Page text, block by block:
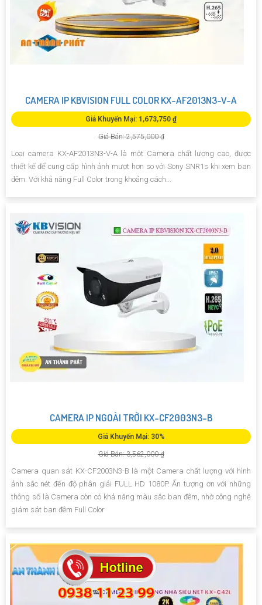
CAMERA IP KBVISION FULL COLOR KX-AF2013N3-V-A
Giá Khuyến Mại: 1,673,750 ₫
Giá Bán: 2,575,000 ₫
Loại camera KX-AF2013N3-V-A là một Camera chất lượng cao, được
thiết kế để cung cấp hình ảnh mượt hơn so với Sony SNR1s khi xem ban
đêm. Với khả năng Full Color trong khoảng cách...
CAMERA IP NGOÀI TRỜI KX-CF2003N3-B
Giá Khuyến Mại: 30%
Giá Bán: 3,562,000 ₫
Camera quan sát KX-CF2003N3-B là một Camera chất lượng với hình
ảnh sắc nét đến độ phân giải FULL HD 1080P. Ấn tượng ơn với những
thông số là Camera còn có khả năng màu sắc ban đêm, nhờ công nghệ
giám sát ban đêm Full Color